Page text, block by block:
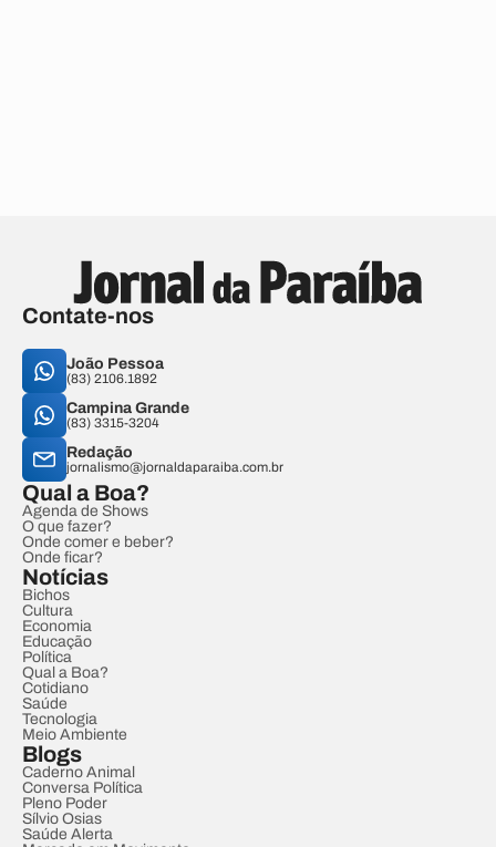
Contate-nos
João Pessoa
(83) 2106.1892
Campina Grande
(83) 3315-3204
Redação
jornalismo@jornaldaparaiba.com.br
Qual a Boa?
Agenda de Shows
O que fazer?
Onde comer e beber?
Onde ficar?
Notícias
Bichos
Cultura
Economia
Educação
Política
Qual a Boa?
Cotidiano
Saúde
Tecnologia
Meio Ambiente
Blogs
Caderno Animal
Conversa Política
Pleno Poder
Sílvio Osias
Saúde Alerta